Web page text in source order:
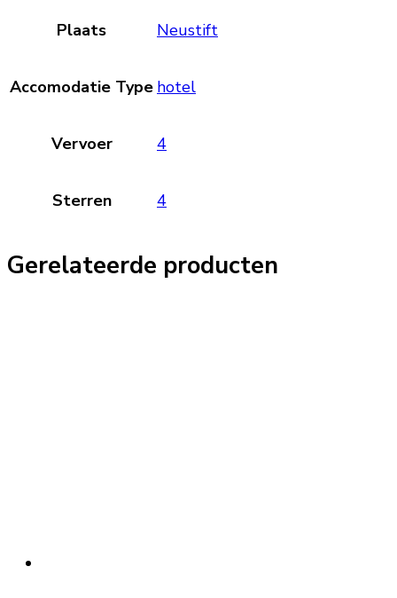
Plaats Neustift
Accomodatie Type hotel
Vervoer 4
Sterren 4
Gerelateerde producten